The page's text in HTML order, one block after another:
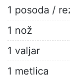
1 posoda /
1 nož
1 valjar
1 metlica